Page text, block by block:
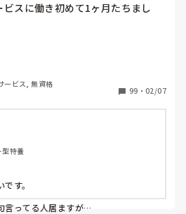
導をしてもらえると思ってました
すか？
楽しいと思ったのですが、自信な
スに働き初めて1ヶ月たちまし
勤務でした。
後から勤務が向いているかな？と
の勤務に決まりました。
ら私のような少ない時間での勤務さ
介助やお昼ご飯が終り口腔も済ませ
です。
に来る私にみなさんはイライラし
てしまったのでしばらくはこの時
ービス, 無資格
99 ・ 02/07
型特養
す。
言ってる人居ますが